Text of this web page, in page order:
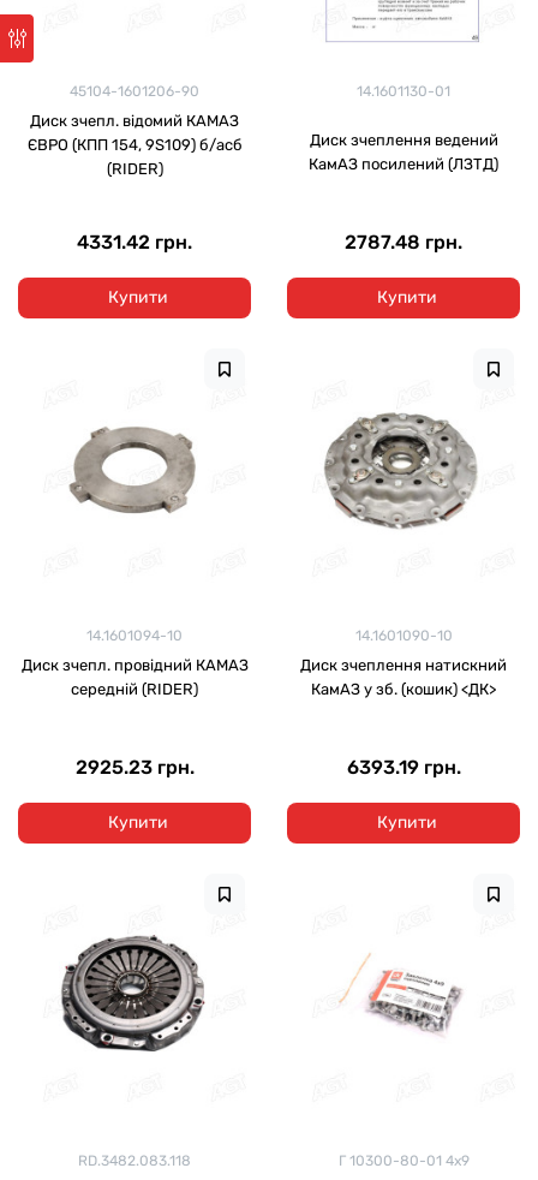
45104-1601206-90
Диск зчепл. відомий КАМАЗ
ЄВРО (КПП 154, 9S109) б/асб
(RIDER)
4331.42 грн.
Купити
14.1601130-01
Диск зчеплення ведений
КамАЗ посилений (ЛЗТД)
2787.48 грн.
Купити
14.1601094-10
Диск зчепл. провідний КАМАЗ
середній (RIDER)
2925.23 грн.
Купити
14.1601090-10
Диск зчеплення натискний
КамАЗ у зб. (кошик) <ДК>
6393.19 грн.
Купити
RD.3482.083.118 Г 10300-80-01 4х9